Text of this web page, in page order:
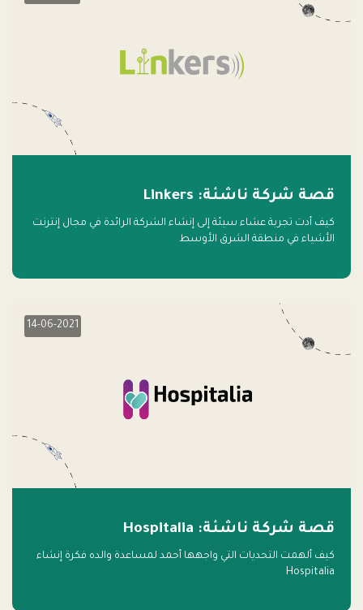
قصة شركة ناشئة: Linkers
كيف أدت تجربة عشاء سيئة إلى إنشاء الشركة الرائدة في مجال إنترنت
الأشياء في منطقة الشرق الأوسط
14-06-2021
قصة شركة ناشئة: Hospitalia
كيف ألهمت التحديات التي واجهها أحمد لمساعدة والده فكرة إنشاء
Hospitalia